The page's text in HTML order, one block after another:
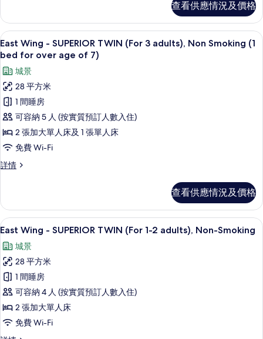
的
相
片
TWIN,
Non
Smoking
詳
查看供應情況及價格
載
入
所
有
East
Wing
-
SUPERIOR
TWIN
(For
Non
Smoking
(1
bed
for
over
age
of
7)
的
高級寢具、羽絨被、房內夾萬、手提
11
East Wing - SUPERIOR TWIN (For 3 adults), Non Smoking (1
bed for over age of 7)
城景
28 平方米
1 間睡房
可容納 5 人 (按實質預訂人數入住)
2 張加大單人床及 1 張單人床
免費 Wi-Fi
詳情
East
TWIN
(For
3
Non
Smoking
bed
for
over
age
of
查看供應情況及價格
載
入
所
有
East
Wing
-
SUPERIOR
高級寢具、羽絨被、房內夾萬、手提
11
East Wing - SUPERIOR TWIN (For 1-2 adults), Non-Smoking
城景
28 平方米
1 間睡房
可容納 4 人 (按實質預訂人數入住)
2 張加大單人床
免費 Wi-Fi